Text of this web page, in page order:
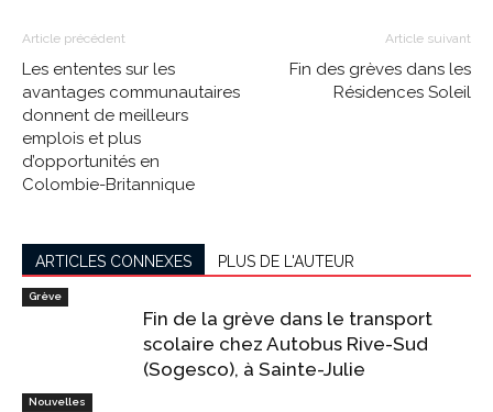
Article précédent
Les ententes sur les
avantages communautaires
donnent de meilleurs
emplois et plus
d’opportunités en
Colombie-Britannique
Article suivant
Fin des grèves dans les
Résidences Soleil
ARTICLES CONNEXES PLUS DE L'AUTEUR
Grève
Fin de la grève dans le transport
scolaire chez Autobus Rive-Sud
(Sogesco), à Sainte-Julie
Nouvelles